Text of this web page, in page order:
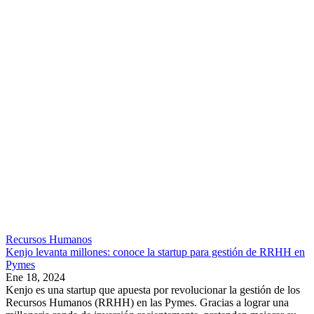
Recursos Humanos
Kenjo levanta millones: conoce la startup para gestión de RRHH en
Pymes
Ene 18, 2024
Kenjo es una startup que apuesta por revolucionar la gestión de los
Recursos Humanos (RRHH) en las Pymes. Gracias a lograr una